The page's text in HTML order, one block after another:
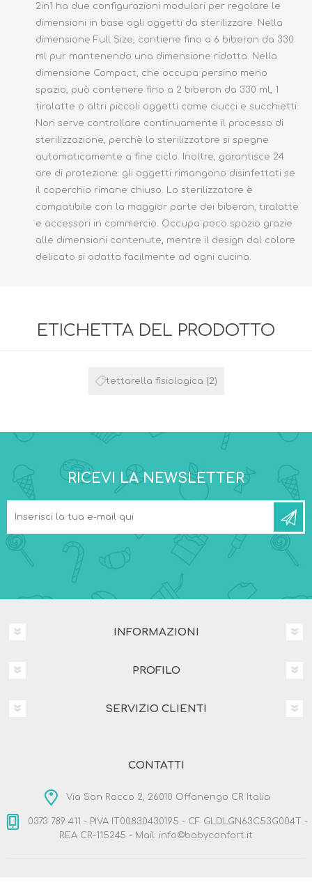
2in1 ha due configurazioni modulari per regolare le
dimensioni in base agli oggetti da sterilizzare. Nella
dimensione Full Size, contiene fino a 6 biberon da 330
ml pur mantenendo una dimensione ridotta. Nella
dimensione Compact, che occupa persino meno
spazio, può contenere fino a 2 biberon da 330 ml, 1
tiralatte o altri piccoli oggetti come ciucci e succhietti.
Non serve controllare continuamente il processo di
sterilizzazione, perchè lo sterilizzatore si spegne
automaticamente a fine ciclo. Inoltre, garantisce 24
ore di protezione: gli oggetti rimangono disinfettati se
il coperchio rimane chiuso. Lo sterilizzatore è
compatibile con la maggior parte dei biberon, tiralatte
e accessori in commercio. Occupa poco spazio grazie
alle dimensioni contenute, mentre il design dal colore
delicato si adatta facilmente ad ogni cucina.
ETICHETTA DEL PRODOTTO
tettarella fisiologica (2)
RICEVI LA NEWSLETTER
INFORMAZIONI
PROFILO
SERVIZIO CLIENTI
CONTATTI
Via San Rocco 2, 26010 Offanengo CR Italia
0373 789 411 - PIVA IT00830430195 - CF GLDLGN63C53G004T -
REA CR-115245 - Mail: info©babyconfort.it